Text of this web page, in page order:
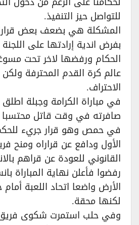
للتواصل حيز التنفيذ.
المشكلة هي بضعف بعض
بفرض اندية إرادتها على
الحكام ورفضها لاخر تحت
عالم كرة القدم المحترفة
الاحتراف.
في مباراة الكرامة وجبلة
صافرته في وقت قاتل محتسبا
في حمص وهو قرار جريء
الأول ودافع عن قراراه ومنح
القانوني للعودة عن قراهم
رفضوا فأعلن نهاية المباراة
الأرض واضعا اتحاد اللعبة أمام
لكنها محقة.
وفي حلب استمرت شكوى فريق